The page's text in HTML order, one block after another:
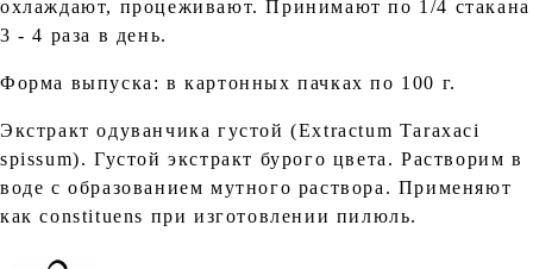
охлаждают, процеживают. Принимают по 1/4 стакана
3 - 4 раза в день.
Форма выпуска: в картонных пачках по 100 г.
Экстракт одуванчика густой (Ехtrасtum Таrахасi
spissum). Густой экстракт бурого цвета. Растворим в
воде с образованием мутного раствора. Применяют
как соnstituens при изготовлении пилюль.